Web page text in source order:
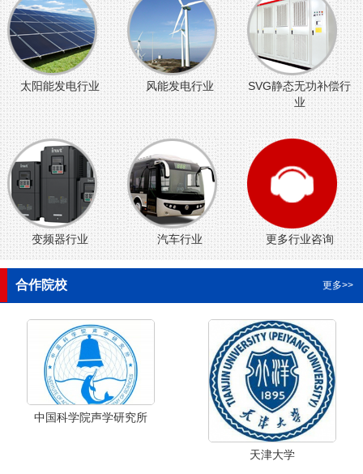
太阳能发电行业 风能发电行业
SVG静态无功补偿行
业
变频器行业 汽车行业 更多行业咨询
合作院校 更多>>
中国科学院声学研究所
天津大学